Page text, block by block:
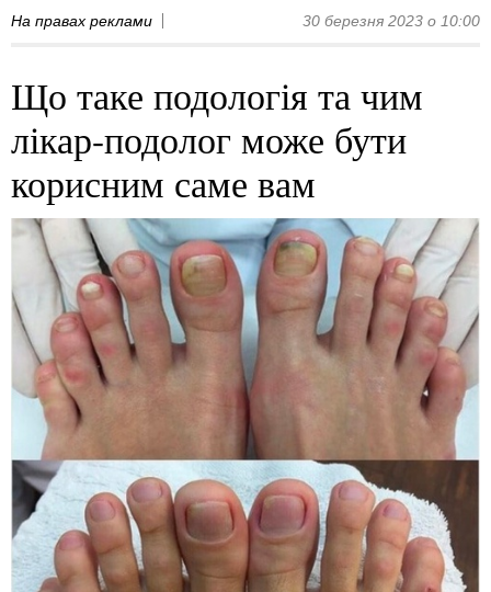
На правах реклами 30 березня 2023 о 10:00
Що таке подологія та чим
лікар-подолог може бути
корисним саме вам